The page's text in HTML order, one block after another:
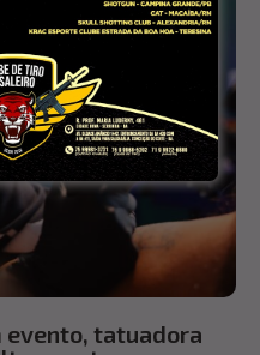
evento, tatuadora